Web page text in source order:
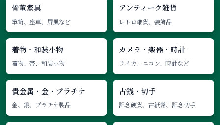
骨董家具
箪笥、座卓、屏風など
アンティーク雑貨
レトロ雑貨、装飾品
着物・和装小物
着物、帯、和装小物
カメラ・楽器・時計
ライカ、ニコン、時計など
貴金属・金・プラチナ
金、銀、プラチナ製品
古銭・切手
記念硬貨、古紙幣、記念切手